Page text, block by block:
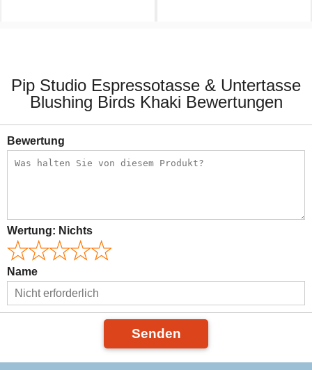
Pip Studio Espressotasse & Untertasse
Blushing Birds Khaki Bewertungen
Bewertung
Wertung: Nichts
Name
Senden